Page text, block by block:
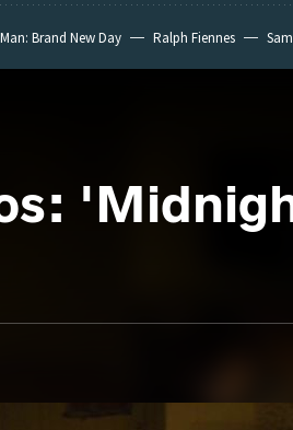
Brand New Day Ralph Fiennes